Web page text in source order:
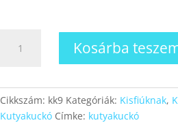
Kosárba
Cikkszám: kk9 Kategóriák: Kisfiúknak,
Kutyakuckó Címke: kutyakuckó